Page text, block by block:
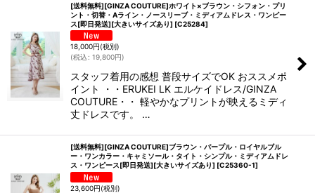
並び順:
[送料無料][GINZA COUTURE]ホワイト×ブラウン・シフォン・プリ
ント・切替・Aライン・ノースリーブ・ミディアムドレス・ワンピー
ス[即日発送][大きいサイズあり] [C25284]
18,000円(税別)
(税込 : 19,800円)
スタッフ着用の感想 普段サイズでOK おススメポ
イント ・・ERUKEI LK エルケイドレス/GINZA
COUTURE・・ 軽やかなプリントが映えるミディ
丈ドレスです。 …
[送料無料][GINZA COUTURE]ブラウン・パープル・ロイヤルブル
ー・ワンカラー・キャミソール・タイト・シンプル・ミディアムドレ
ス・ワンピース[即日発送][大きいサイズあり] [C25360-1]
23,600円(税別)